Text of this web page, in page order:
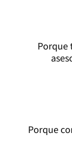
Porque
Porque